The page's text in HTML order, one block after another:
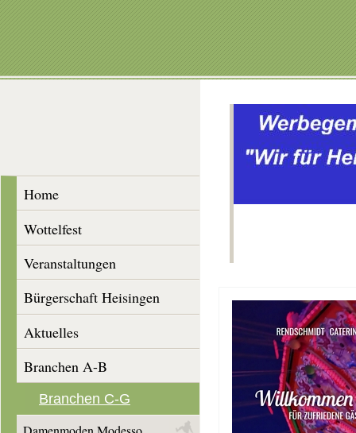
Home
Wottelfest
Veranstaltungen
Bürgerschaft Heisingen
Aktuelles
Branchen A-B
Branchen C-G